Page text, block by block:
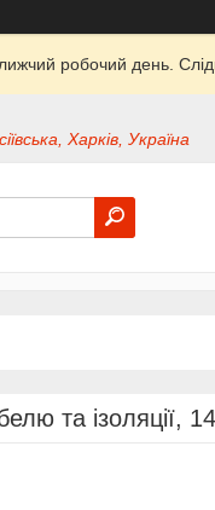
робочий день.
Харків, Україна
та ізоляції,